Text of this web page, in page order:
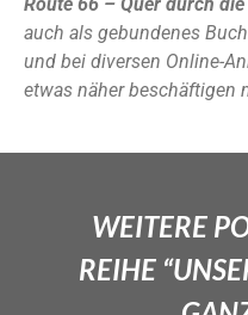
auch als gebundenes
und bei diversen Online-
etwas näher beschäftigen
WEITERE
REIHE